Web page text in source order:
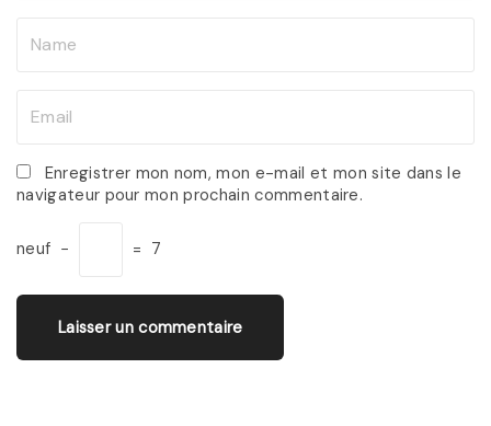
*
a
i
l
Enregistrer mon nom, mon e-mail et mon site dans le
navigateur pour mon prochain commentaire.
neuf − = 7